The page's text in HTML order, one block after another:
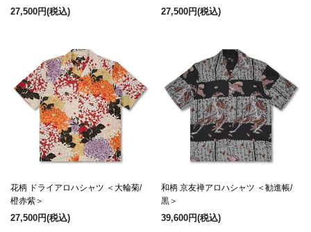
27,500円(税込)
27,500円(税込)
花柄 ドライアロハシャツ ＜大輪菊/
橙赤紫＞
27,500円(税込)
和柄 京友禅アロハシャツ ＜勧進帳/
黒＞
39,600円(税込)